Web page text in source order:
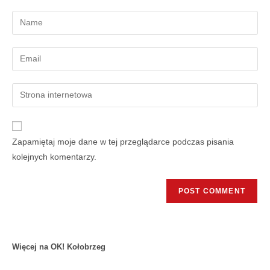
Zapamiętaj moje dane w tej przeglądarce podczas pisania
kolejnych komentarzy.
Więcej na OK! Kołobrzeg